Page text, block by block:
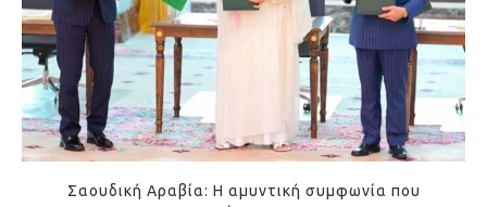
Σαουδική Αραβία: Η αμυντική συμφωνία που